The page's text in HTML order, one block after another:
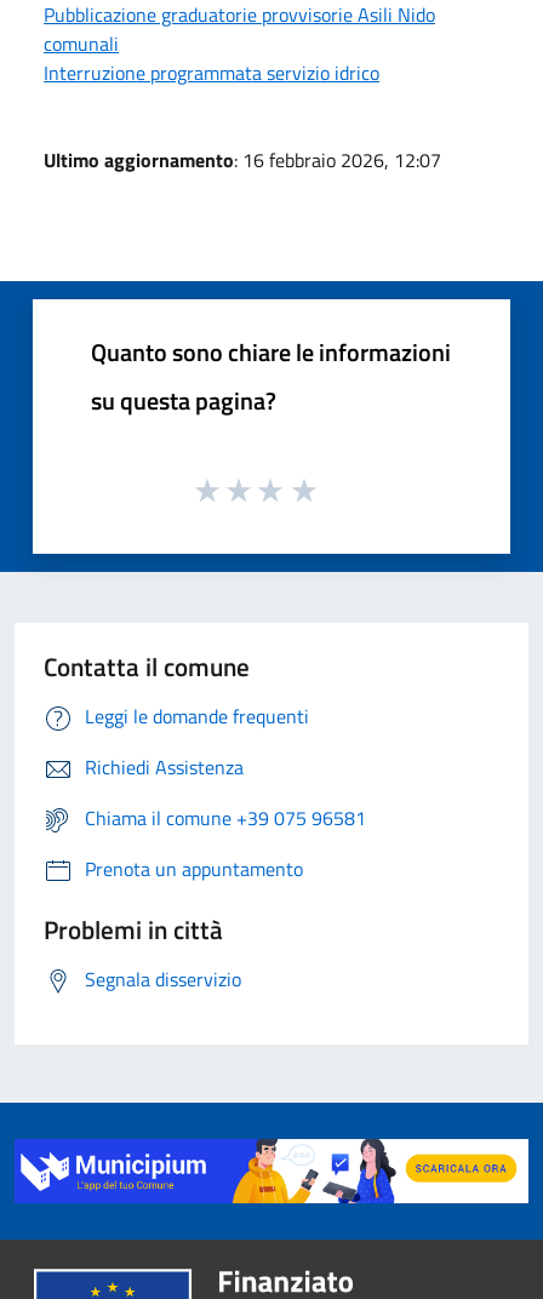
Pubblicazione graduatorie provvisorie Asili Nido
comunali
Interruzione programmata servizio idrico
Ultimo aggiornamento: 16 febbraio 2026, 12:07
Quanto sono chiare le informazioni
su questa pagina?
Contatta il comune
Leggi le domande frequenti
Richiedi Assistenza
Chiama il comune +39 075 96581
Prenota un appuntamento
Problemi in città
Segnala disservizio